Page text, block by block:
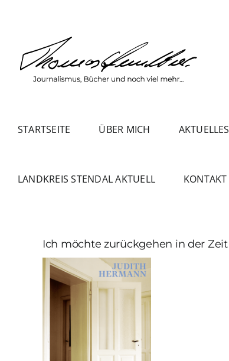
springen
STARTSEITE ÜBER MICH AKTUELLES
LANDKREIS STENDAL AKTUELL KONTAKT
Ich möchte zurückgehen in der Zeit